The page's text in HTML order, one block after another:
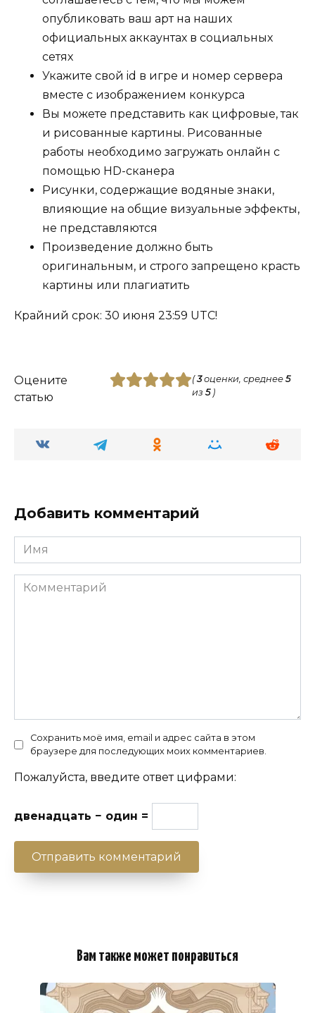
опубликовать ваш арт на наших
официальных аккаунтах в социальных
сетях
Укажите свой id в игре и номер сервера
вместе с изображением конкурса
Вы можете представить как цифровые, так
и рисованные картины. Рисованные
работы необходимо загружать онлайн с
помощью HD-сканера
Рисунки, содержащие водяные знаки,
влияющие на общие визуальные эффекты,
не представляются
Произведение должно быть
оригинальным, и строго запрещено красть
картины или плагиатить
Крайний срок: 30 июня 23:59 UTC!
Оцените
статью
(3оценки, среднее 5
из 5)
Добавить комментарий
Имя
Комментарий
Сохранить моё имя, email и адрес сайта в этом
браузере для последующих моих комментариев.
Пожалуйста, введите ответ цифрами:
двенадцать − один =
Вам также может понравиться